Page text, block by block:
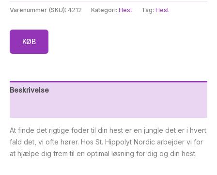
Varenummer (SKU): 4212 Kategori: Hest Tag: Hest
KØB
Beskrivelse
At finde det rigtige foder til din hest er en jungle det er i hvert
fald det, vi ofte hører. Hos St. Hippolyt Nordic arbejder vi for
at hjælpe dig frem til en optimal løsning for dig og din hest.